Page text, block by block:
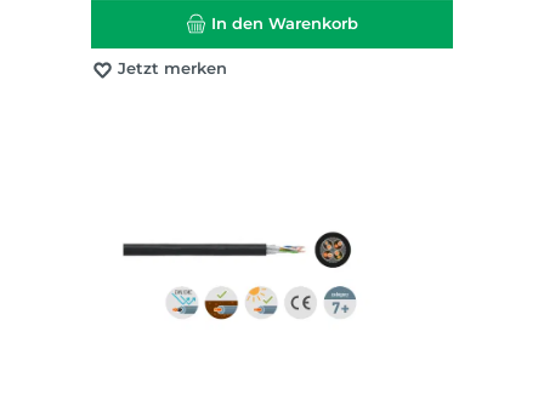
In den Warenkorb
Jetzt merken